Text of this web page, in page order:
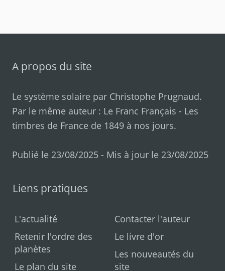
A propos du site
Le système solaire par Christophe Prugnaud.
Par le même auteur : Le Franc Français - Les
timbres de France de 1849 à nos jours.
Publié le 23/08/2025 - Mis à jour le 23/08/2025
Liens pratiques
L'actualité
Retenir l'ordre des
planètes
Le plan du site
Contacter l'auteur
Le livre d'or
Les nouveautés du
site